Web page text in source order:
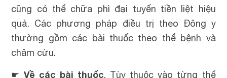
cũng có thể chữa phì đại tuyến tiền liệt hiệu
quả. Các phương pháp điều trị theo Đông y
thường gồm các bài thuốc theo thể bệnh và
châm cứu.
☛ Về các bài thuốc. Tùy thuộc vào từng thể